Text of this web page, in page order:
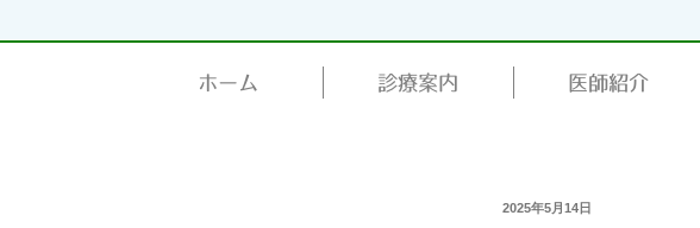
ホーム 診療案内 医師紹介
投
2025年5月14日